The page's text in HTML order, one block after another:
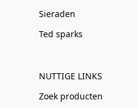
Sieraden
Ted sparks
NUTTIGE LINKS
Zoek producten